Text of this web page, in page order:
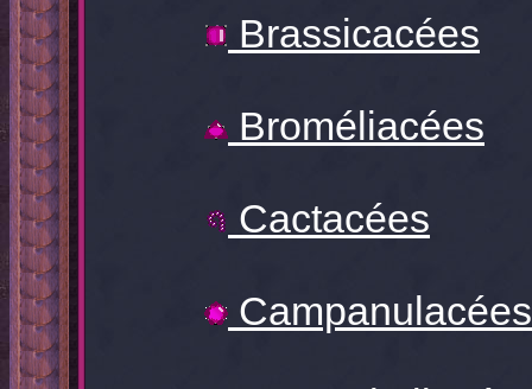
Brassicacées
Broméliacées
Cactacées
Campanulacées